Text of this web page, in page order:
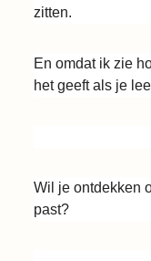
zitten.
En omdat ik zie
het geeft als je
Wil je ontdekken
past?